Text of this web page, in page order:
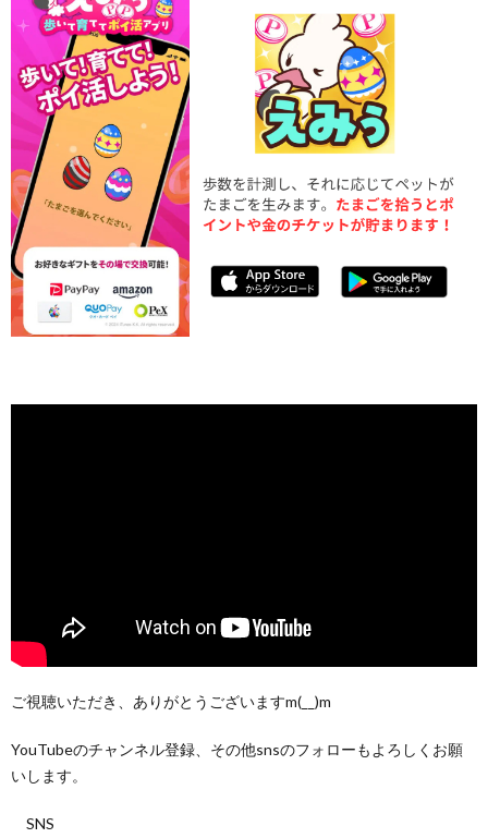
ご視聴いただき、ありがとうございますm(__)m
YouTubeのチャンネル登録、その他snsのフォローもよろしくお願
いします。
SNS